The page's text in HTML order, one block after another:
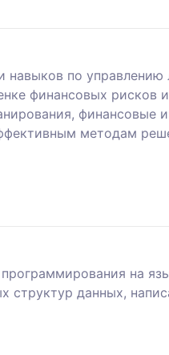
навыков по
финансовых рисков
финансовые
методам
на
данных,